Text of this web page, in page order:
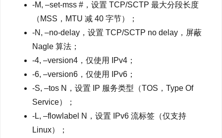
-M, –set-mss #，设置 TCP/SCTP 最大分段长度
（MSS，MTU 减 40 字节）；
-N, –no-delay，设置 TCP/SCTP no delay，屏蔽
Nagle 算法；
-4, –version4，仅使用 IPv4；
-6, –version6，仅使用 IPv6；
-S, –tos N，设置 IP 服务类型（TOS，Type Of
Service）；
-L, –flowlabel N，设置 IPv6 流标签（仅支持
Linux）；